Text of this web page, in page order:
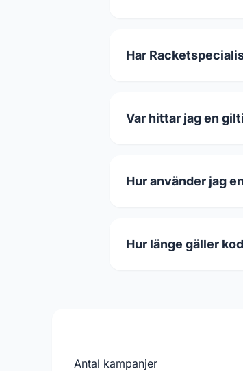
Har
Var hittar jag en
Hur använder jag
Hur länge gäller
Antal kampanjer